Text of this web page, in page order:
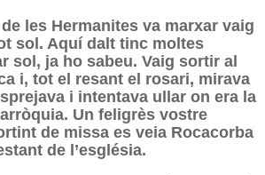
les Hermanites va marxar vaig
sol. Aquí dalt tinc moltes
sol, ja ho sabeu. Vaig sortir al
i, tot el resant el rosari, mirava
i intentava ullar on era la
Un feligrès vostre
de missa es veia Rocacorba
de l’església.